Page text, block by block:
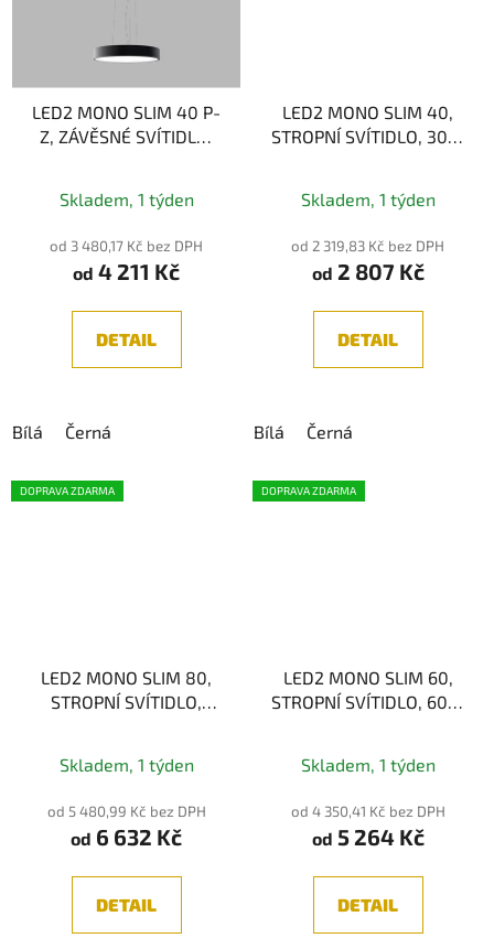
LED2 MONO SLIM 40 P-
Z, ZÁVĚSNÉ SVÍTIDLO,
Skladem, 1 týden
od 3 480,17 Kč bez DPH
od 4 211 Kč
DETAIL
Bílá Černá
LED2 MONO SLIM 40,
STROPNÍ SVÍTIDLO, 30W
Skladem, 1 týden
od 2 319,83 Kč bez DPH
od 2 807 Kč
DETAIL
Bílá Černá
DOPRAVA ZDARMA
LED2 MONO SLIM 80,
STROPNÍ SVÍTIDLO,
Skladem, 1 týden
od 5 480,99 Kč bez DPH
od 6 632 Kč
DETAIL
DOPRAVA ZDARMA
LED2 MONO SLIM 60,
STROPNÍ SVÍTIDLO, 60W
hodnocení
produktu
je
Skladem, 1 týden
od 4 350,41 Kč bez DPH
od 5 264 Kč
DETAIL